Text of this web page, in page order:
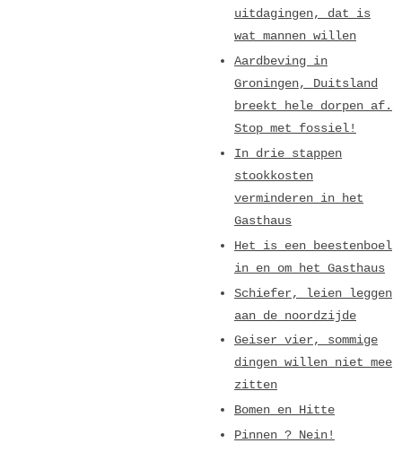
uitdagingen, dat is
wat mannen willen
Aardbeving in
Groningen, Duitsland
breekt hele dorpen af.
Stop met fossiel!
In drie stappen
stookkosten
verminderen in het
Gasthaus
Het is een beestenboel
in en om het Gasthaus
Schiefer, leien leggen
aan de noordzijde
Geiser vier, sommige
dingen willen niet mee
zitten
Bomen en Hitte
Pinnen ? Nein!